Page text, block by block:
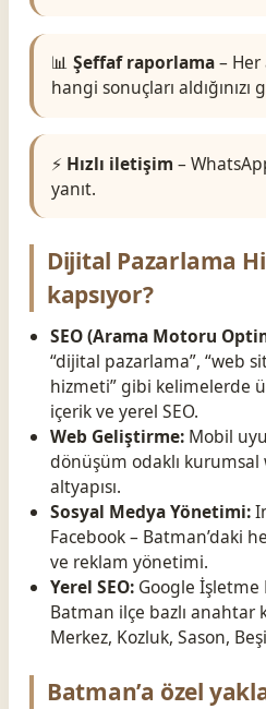
📊 Şeffaf raporlama– Her
hangi sonuçları aldığınızı
⚡ Hızlı iletişim –
yanıt.
Dijital Pazarlama
kapsıyor?
SEO (Arama Motoru
“dijital pazarlama”, “web
hizmeti” gibi kelimelerde
içerik ve yerel SEO.
Web Geliştirme:Mobil
dönüşüm odaklı
altyapısı.
Sosyal Medya Yönetimi:
Facebook – Batman’daki
ve reklam yönetimi.
Yerel SEO:Google İşletme
Batman ilçe bazlı anahtar
Merkez, Kozluk, Sason,
Batman’a özel